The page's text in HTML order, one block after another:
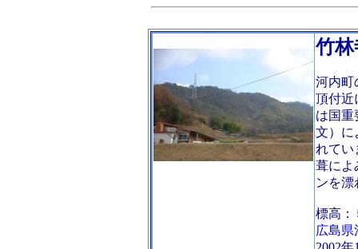
竹
河内町
頂付近
は国重
文）に
れてい
葺によ
ンを漂
標高：
広島県